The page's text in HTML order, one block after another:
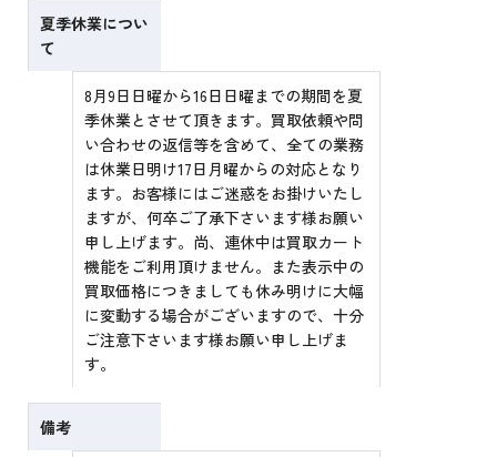
夏季休業につい
て
8月9日日曜から16日日曜までの期間を夏
季休業とさせて頂きます。買取依頼や問
い合わせの返信等を含めて、全ての業務
は休業日明け17日月曜からの対応となり
ます。お客様にはご迷惑をお掛けいたし
ますが、何卒ご了承下さいます様お願い
申し上げます。尚、連休中は買取カート
機能をご利用頂けません。また表示中の
買取価格につきましても休み明けに大幅
に変動する場合がございますので、十分
ご注意下さいます様お願い申し上げま
す。
備考